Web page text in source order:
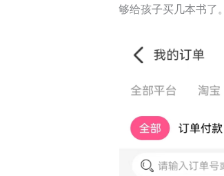
够给孩子买几本书了。